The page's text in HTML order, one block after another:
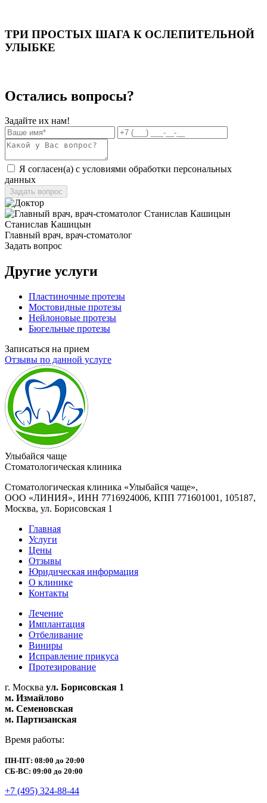
ТРИ ПРОСТЫХ ШАГА К ОСЛЕПИТЕЛЬНОЙ
УЛЫБКЕ
Остались вопросы?
Задайте их нам!
Я согласен(а) с условиями обработки персональных
данных
Станислав Кашицын
Главный врач, врач-стоматолог
Задать вопрос
Другие услуги
Пластиночные протезы
Мостовидные протезы
Нейлоновые протезы
Бюгельные протезы
Записаться на прием
Отзывы по данной услуге
Улыбайся чаще
Стоматологическая клиника
Стоматологическая клиника «Улыбайся чаще»,
ООО «ЛИНИЯ», ИНН 7716924006, КПП 771601001, 105187,
Москва, ул. Борисовская 1
Главная
Услуги
Цены
Отзывы
Юридическая информация
О клинике
Контакты
Лечение
Имплантация
Отбеливание
Виниры
Исправление прикуса
Протезирование
г. Москва ул. Борисовская 1
м. Измайлово
м. Семеновская
м. Партизанская
Время работы:
ПН-ПТ: 08:00 до 20:00
СБ-ВС: 09:00 до 20:00
+7 (495) 324-88-44